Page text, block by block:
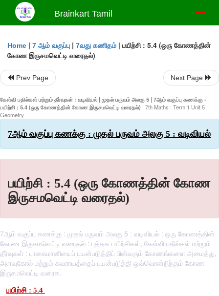
Brainkart Tamil
Home | 7 ஆம் வகுப்பு | 7வது கணிதம் | பயிற்சி : 5.4 (ஒரு கோணத்தின்
கோண இருசமவெட்டி வரைதல்)
Prev Page Next Page
கேள்வி பதில்கள் மற்றும் தீர்வுகள் : வடிவியல் | முதல் பருவம் அலகு 5 | 7ஆம் வகுப்பு கணக்கு -
பயிற்சி : 5.4 (ஒரு கோணத்தின் கோண இருசமவெட்டி வரைதல்) | 7th Maths : Term 1 Unit 5 :
Geometry
7ஆம் வகுப்பு கணக்கு : முதல் பருவம் அலகு 5 : வடிவியல்
பயிற்சி : 5.4 (ஒரு கோணத்தின் கோண
இருசமவெட்டி வரைதல்)
7ஆம் வகுப்பு கணக்கு : முதல் பருவம் அலகு 5 : வடிவியல் : ஒரு கோணத்தின்
கோண இருசமவெட்டி வரைதல் : புத்தக பயிற்சிகள், கேள்வி பதில்கள் மற்றும்
தீர்வுகள் : பாகைமானியைப் பயன்படுத்திப் பின்வரும் கோணங்களை அமைத்து,
அளவுகோல் மற்றும் கவராயத்தைப் பயன்படுத்தி ஒவ்வொன்றிற்கும் கோண
இருசமவெட்டி வரைக.